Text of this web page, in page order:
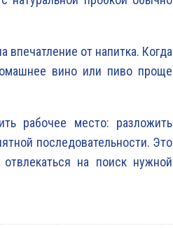
впечатление от напитка. Когда
вино или пиво проще
рабочее место: разложить
последовательности. Это
на поиск нужной